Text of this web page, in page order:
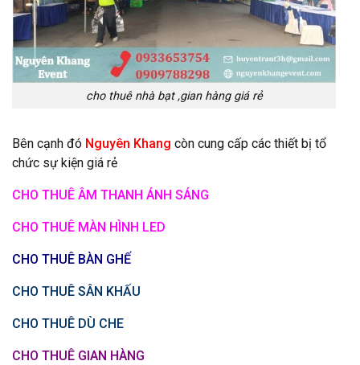
cho thuê nhà bạt ,gian hàng giá rẻ
Bên cạnh đó Nguyên Khang còn cung cấp các thiết bị tổ
chức sự kiện giá rẻ
CHO THUÊ ÂM THANH ÁNH SÁNG
CHO THUÊ MÀN HÌNH LED
CHO THUÊ BÀN GHẾ
CHO THUÊ SÂN KHẤU
CHO THUÊ DÙ CHE
CHO THUÊ GIAN HÀNG